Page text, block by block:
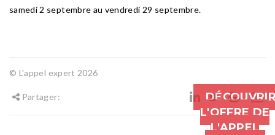
samedi 2 septembre au vendredi 29 septembre.
© L'appel expert 2026
Partager:
L'OFFRE DE
L'APPEL